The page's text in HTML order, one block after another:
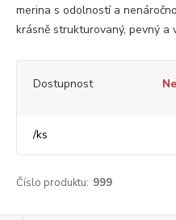
merina s odolností a
krásně strukturovaný, pevný a
Dostupnost
/ks
Číslo produktu: 999